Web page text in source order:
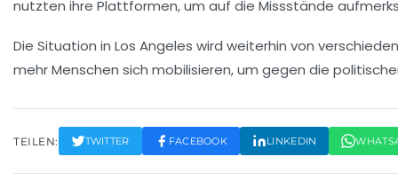
nutzten ihre Plattformen, um auf die Missstände
Die Situation in Los Angeles wird weiterhin von
mehr Menschen sich mobilisieren, um gegen die
TEILEN: TWITTER FACEBOOK LINKEDIN